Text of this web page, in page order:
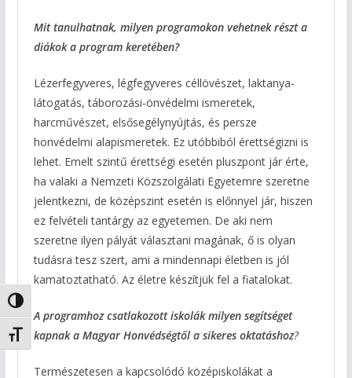
Nagy kontraszt váltása
Betűméret váltása
Mit tanulhatnak, milyen programokon vehetnek részt a
diákok a program keretében?
Lézerfegyveres, légfegyveres céllövészet, laktanya-
látogatás, táborozási-önvédelmi ismeretek,
harcművészet, elsősegélynyújtás, és persze
honvédelmi alapismeretek. Ez utóbbiból érettségizni is
lehet. Emelt szintű érettségi esetén pluszpont jár érte,
ha valaki a Nemzeti Közszolgálati Egyetemre szeretne
jelentkezni, de középszint esetén is előnnyel jár, hiszen
ez felvételi tantárgy az egyetemen. De aki nem
szeretne ilyen pályát választani magának, ő is olyan
tudásra tesz szert, ami a mindennapi életben is jól
kamatoztatható. Az életre készítjük fel a fiatalokat.
A programhoz csatlakozott iskolák milyen segítséget
kapnak a Magyar Honvédségtől a sikeres oktatáshoz?
Természetesen a kapcsolódó középiskolákat a